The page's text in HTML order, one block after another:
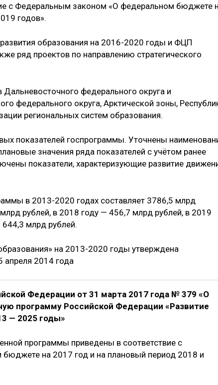
с Федеральным законом «О федеральном бюджете
годов».
образования на 2016-2020 годы и ФЦП
ряд проектов по направлению стратегического
федерального округа и
федерального округа, Арктической зоны,
региональных систем образования.
показателей госпрограммы. Уточнены
значения ряда показателей с учётом ранее
показатели, характеризующие развитие
в 2013-2020 годах составляет 3786,5 млрд
рублей, в 2018 году — 456,7 млрд рублей, в 2019
млрд рублей.
на 2013-2020 годы утверждена
апреля 2014 года
Федерации от 31 марта 2017 года № 379 «О
программу Российской Федерации «Развитие
— 2025 годы»
программы приведены в соответствие с
на 2017 год и на плановый период 2018 и